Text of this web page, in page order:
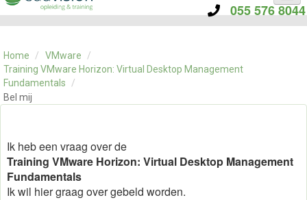
055 576 8044
CATEGORIE
OVER ONS
CONTACT
SKILLS ALCHEMIST
Home / VMware
/
Training VMware Horizon: Virtual Desktop Management
Fundamentals
/
Bel mij
Ik heb een vraag over de
Training VMware Horizon: Virtual Desktop Management
Fundamentals
Ik wil hier graag over gebeld worden.